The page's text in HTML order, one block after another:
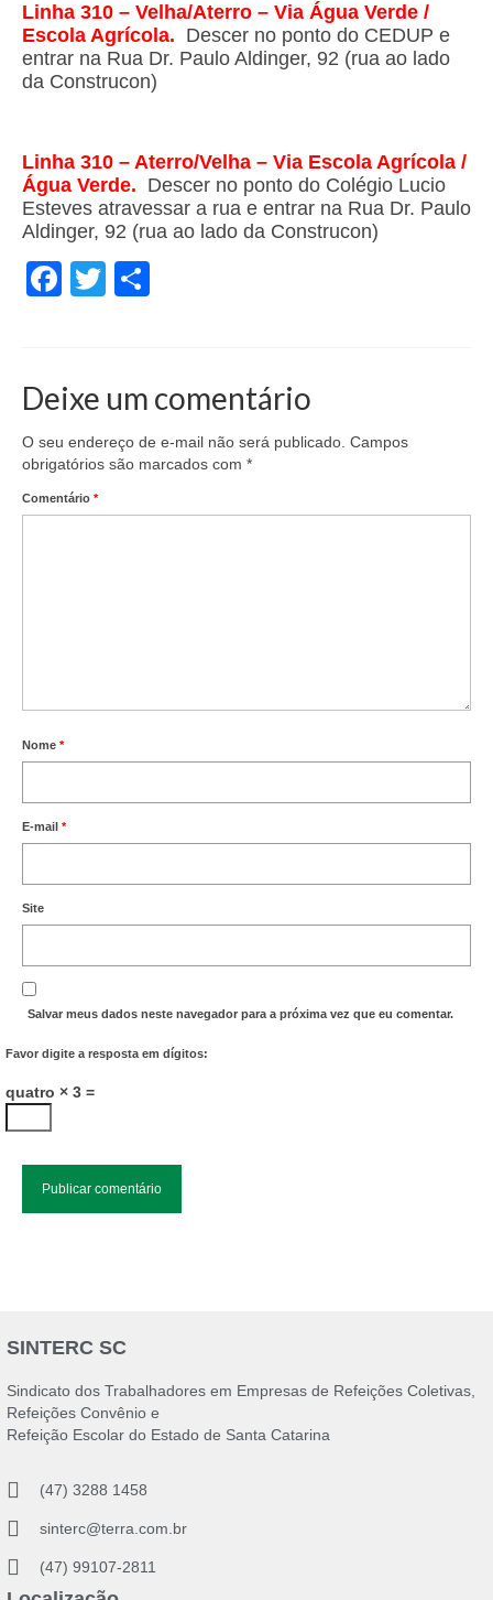
Linha 310 – Velha/Aterro – Via Água Verde /
Escola Agrícola. Descer no ponto do CEDUP e
entrar na Rua Dr. Paulo Aldinger, 92 (rua ao lado
da Construcon)
Linha 310 – Aterro/Velha – Via Escola Agrícola /
Água Verde. Descer no ponto do Colégio Lucio
Esteves atravessar a rua e entrar na Rua Dr. Paulo
Aldinger, 92 (rua ao lado da Construcon)
Facebook
Twitter
Deixe um comentário
O seu endereço de e-mail não será publicado. Campos
obrigatórios são marcados com *
Comentário *
Nome *
E-mail *
Site
Salvar meus dados neste navegador para a próxima vez que eu comentar.
Favor digite a resposta em dígitos:
quatro × 3 =
SINTERC SC
Sindicato dos Trabalhadores em Empresas de Refeições Coletivas,
Refeições Convênio e
Refeição Escolar do Estado de Santa Catarina
(47) 3288 1458
sinterc@terra.com.br
(47) 99107-2811